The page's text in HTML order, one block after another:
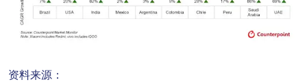
资料来源：